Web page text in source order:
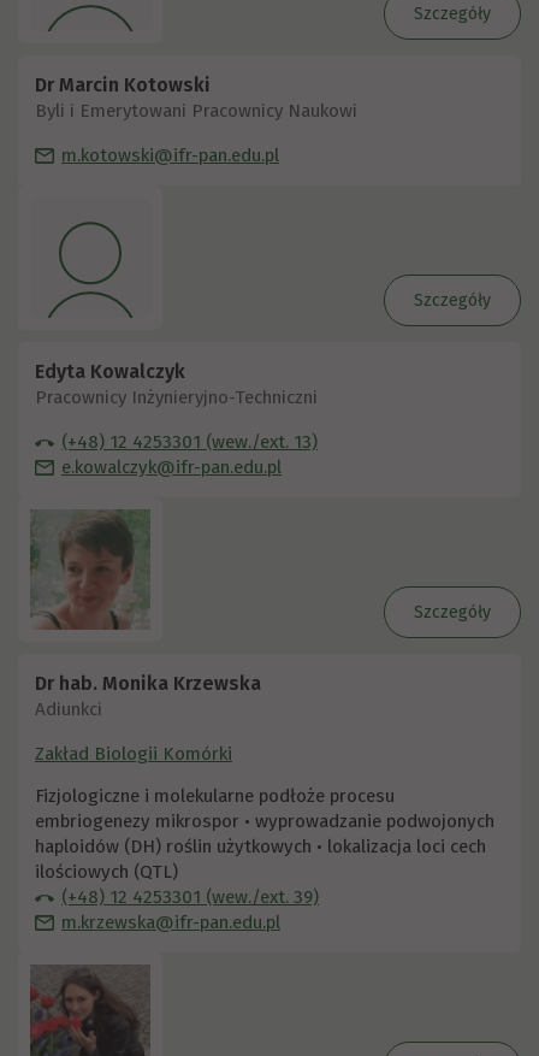
Dr Marcin Kotowski
Byli i Emerytowani Pracownicy Naukowi
Szczegóły
m.kotowski@ifr-pan.edu.pl
Edyta Kowalczyk
Pracownicy Inżynieryjno-Techniczni
Szczegóły
(+48) 12 4253301 (wew./ext. 13)
e.kowalczyk@ifr-pan.edu.pl
Dr hab. Monika Krzewska
Adiunkci
Zakład Biologii Komórki
Fizjologiczne i molekularne podłoże procesu
embriogenezy mikrospor • wyprowadzanie podwojonych
haploidów (DH) roślin użytkowych • lokalizacja loci cech
ilościowych (QTL)
Szczegóły
(+48) 12 4253301 (wew./ext. 39)
m.krzewska@ifr-pan.edu.pl